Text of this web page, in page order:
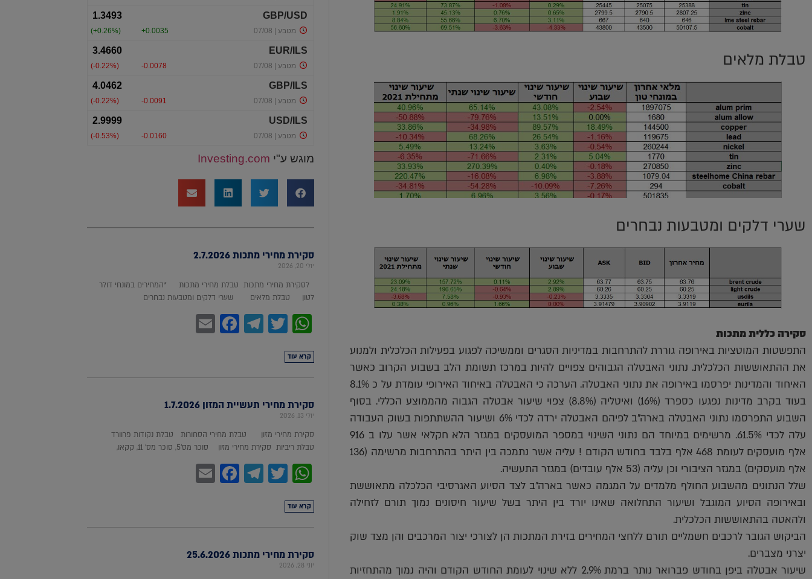
טבלת מלאים
שערי דלקים ומטבעות נבחרים
סקירה כללית מתכות
התפשטות המוטציות באירופה גוררת להתרחבות במדיניות הסגרים וממשיכה לפגוע בפעילות הכלכלית ולמנוע
את ההתאוששות הכלכלית. נתוני האבטלה הגבוהים צפויים להיות במרכז תשומת הלב בשבוע הקרוב כאשר
האיחוד והמדינות יפרסמו באירופה את נתוני האבטלה. הערכה כי האבטלה באיחוד האירופי עומדת על כ 8.1%
בעוד בקרב מדינות נפגעו כספרד (16%) ואיטליה (8.8%) צפוי שיעור אבטלה הגבוה מהממוצע הכללי. בסוף
השבוע התפרסמו נתוני האבטלה בארה"ב לפיהם האבטלה ירדה לכדי 6% ושיעור ההשתתפות בשוק העבודה
עלה לכדי 61.5%. מרשימים במיוחד הם נתוני השינוי במספר המועסקים במגזר הלא חקלאי אשר עלו ב 916
אלף מועסקים לעומת 468 אלף בלבד בחודש הקודם ! עליה אשר נתמכה בין היתר בהתרחבות מרשימה (136
אלף מועסקים) במגזר הציבורי וכן עליה (53 אלף עובדים) במגזר התעשיה.
שלל הנתונים מהשבוע החולף מלמדים על המגמה כאשר בארה"ב לצד הסיוע האגרסיבי הכלכלה מתאוששת
ובאירופה הסיוע המוגבל ושיעור התחלואה שאינו יורד בין היתר בשל שיעור חיסונים נמוך תורם לזחילה
ולהאטה בהתאוששות הכלכלית.
הביקוש הגובר לרכבים חשמליים תורם ללחצי המחירים בזירת המתכות הן לצורכי יצור המרכבים והן מצד שוק
יצרני מצברים.
שיעור אבטלה ביפן בחודש פברואר נותר ברמת 2.9% ללא שינוי לעומת החודש הקודם והיה נמוך מהתחזיות
מוגש ע"י Investing.com
סקירת מחירי מתכות 2.7.2026
יולי 20, 2026
לסקירת מחירי מתכות טבלת מחירי מתכות *המחירים במונחי דולר
לטון טבלת מלאים שערי דלקים ומטבעות נבחרים
WhatsApp
Twitter
Telegram
Facebook
Email
קרא עוד
סקירת מחירי תעשיית המזון 1.7.2026
יולי 13, 2026
סקירת מחירי מזון טבלת מחירי הסחורות טבלת נקודות פרוורד
טבלת ריביות סקירת מחירי מזון סוכר מס'5, סוכר מס' 11, קקאו,
WhatsApp
Twitter
Telegram
Facebook
Email
קרא עוד
סקירת מחירי מתכות 25.6.2026
יוני 28, 2026